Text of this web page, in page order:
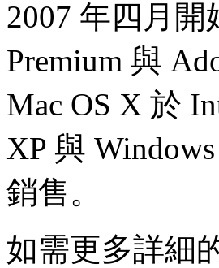
2007 年四月開
Premium 與
Mac OS X 於
XP 與
銷售。
如需更多詳細